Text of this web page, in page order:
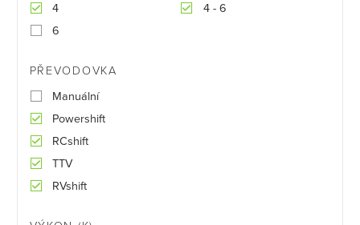
4
4 - 6
6
PŘEVODOVKA
Manuální
Powershift
RCshift
TTV
RVshift